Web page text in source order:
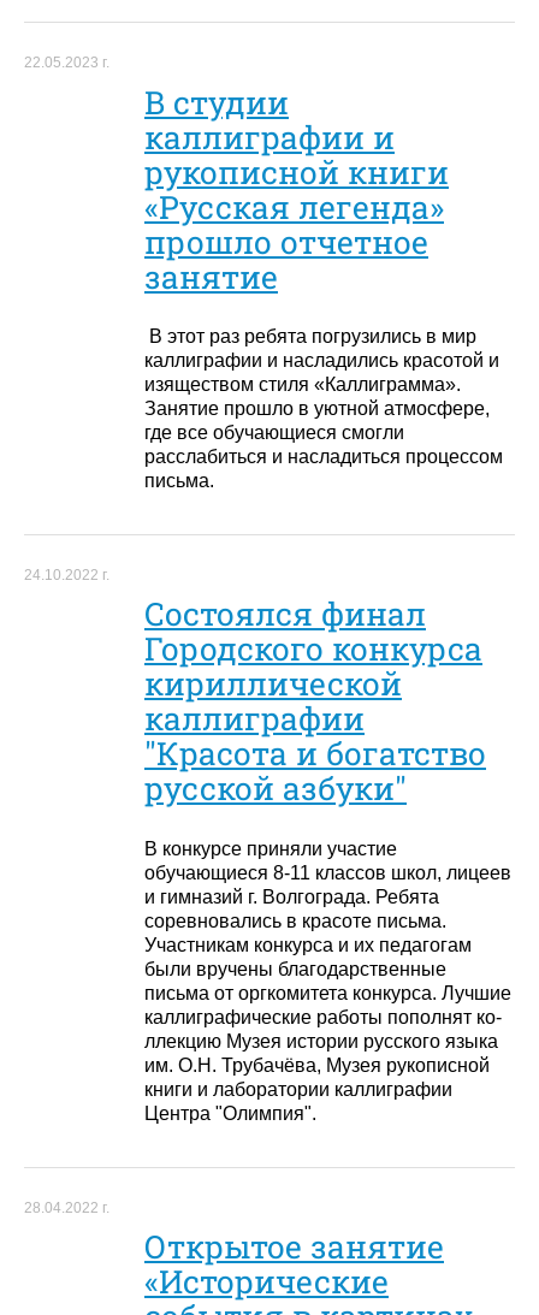
22.05.2023 г.
В студии
каллиграфии и
рукописной книги
«Русская легенда»
прошло отчетное
занятие
В этот раз ребята погрузились в мир
каллиграфии и насладились красотой и
изяществом стиля «Каллиграмма».
Занятие прошло в уютной атмосфере,
где все обучающиеся смогли
расслабиться и насладиться процессом
письма.
24.10.2022 г.
Состоялся финал
Городского конкурса
кириллической
калли­графии
"Красота и бо­гатство
русской азбу­ки"
В конкурсе приняли участие
обучающиеся 8-11 классов школ, лицеев
и гимназий г. Волгограда. Ребята
соревновались в красо­те письма.
Участникам конкурса и их педагогам
были вручены благодарств­енные
письма от оргк­омитета конкурса. Лу­чшие
каллиграфические работы пополнят ко­
ллекцию Музея истории русского языка
им. О.Н. Трубачёва, Муз­ея рукописной
книги и лаборатории каллиг­рафии
Центра "Олимпи­я".
28.04.2022 г.
Открытое занятие
«Исторические